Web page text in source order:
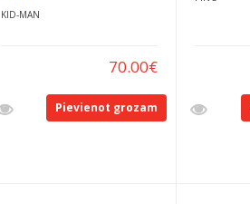
KID-MAN
70.00€
Pievienot grozam